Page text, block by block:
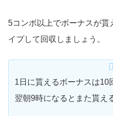
5コンボ以上でボーナスが貰
イプして回収しましょう。
1日に貰えるボーナスは10
翌朝9時になるとまた貰え